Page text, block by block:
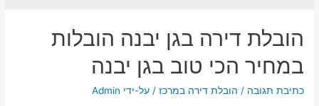
הובלת דירה בגן יבנה הובלות
במחיר הכי טוב בגן יבנה
כתיבת תגובה / הובלת דירה במרכז / על-ידי Admin